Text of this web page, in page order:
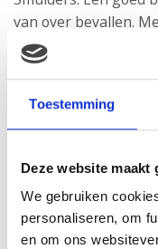
Toestemming
Deze website maakt
We gebruiken
personaliseren, om
en om ons
van over bevallen.
ervaringsverhalen.